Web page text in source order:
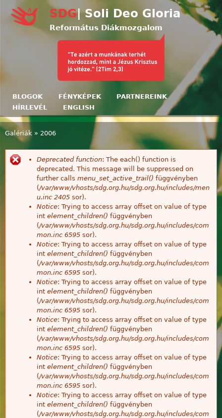
SDG| Soli Deo Gloria
Református Diákmozgalom
BLOGOK FÉNYKÉPEK
PARTNEREINK
HÍRLEVÉL
ENGLISH
Jelenlegi hely
Galériák » 2006
Hibaüzenet
Deprecated function: The each() function is
deprecated. This message will be suppressed on
further calls menu_set_active_trail() függvényben
(/var/www/vhosts/sdg.org.hu/sdg.org.hu/includes/men
u.inc 2405 sor).
Notice: Trying to access array offset on value of type
int element_children() függvényben
(/var/www/vhosts/sdg.org.hu/sdg.org.hu/includes/com
mon.inc 6595 sor).
Notice: Trying to access array offset on value of type
int element_children() függvényben
(/var/www/vhosts/sdg.org.hu/sdg.org.hu/includes/com
mon.inc 6595 sor).
Notice: Trying to access array offset on value of type
int element_children() függvényben
(/var/www/vhosts/sdg.org.hu/sdg.org.hu/includes/com
mon.inc 6595 sor).
Notice: Trying to access array offset on value of type
int element_children() függvényben
(/var/www/vhosts/sdg.org.hu/sdg.org.hu/includes/com
mon.inc 6595 sor).
Notice: Trying to access array offset on value of type
int element_children() függvényben
(/var/www/vhosts/sdg.org.hu/sdg.org.hu/includes/com
mon.inc 6595 sor).
Notice: Trying to access array offset on value of type
int element_children() függvényben
(/var/www/vhosts/sdg.org.hu/sdg.org.hu/includes/com